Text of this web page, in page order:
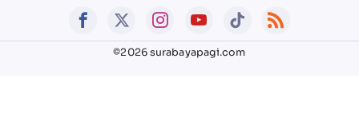
©2026 surabayapagi.com